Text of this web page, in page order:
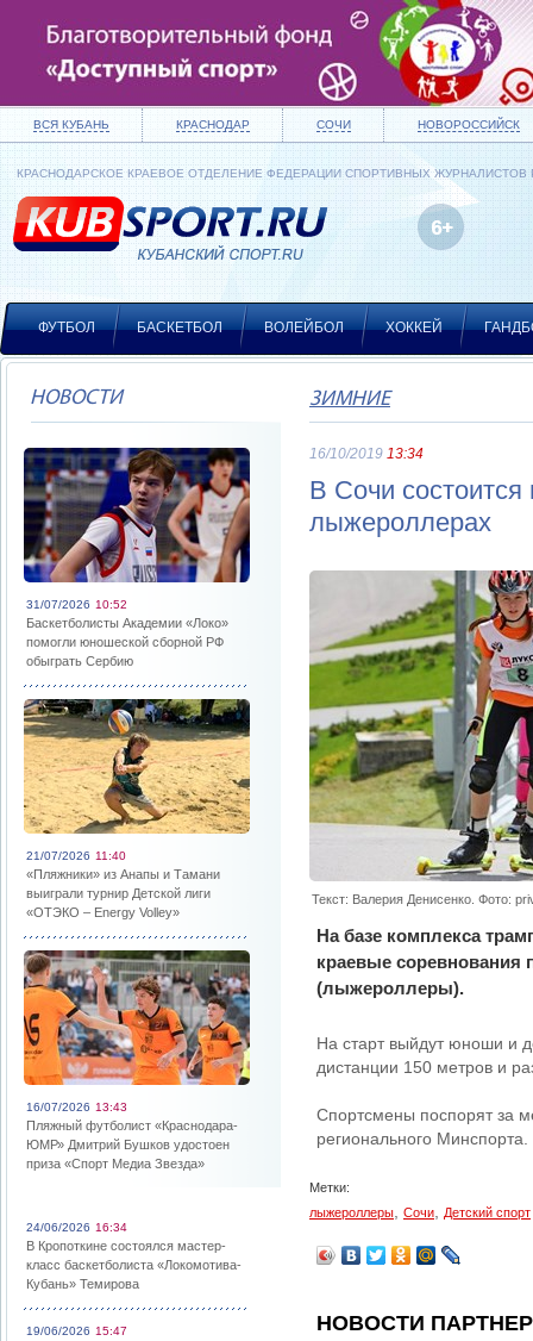
ВСЯ КУБАНЬ КРАСНОДАР СОЧИ НОВОРОССИЙСК
КРАСНОДАРСКОЕ КРАЕВОЕ ОТДЕЛЕНИЕ ФЕДЕРАЦИИ СПОРТИВНЫХ ЖУРНАЛИСТОВ
ФУТБОЛ БАСКЕТБОЛ ВОЛЕЙБОЛ ХОККЕЙ
НОВОСТИ
31/07/2026 10:52
Баскетболисты Академии «Локо»
помогли юношеской сборной РФ
обыграть Сербию
21/07/2026 11:40
«Пляжники» из Анапы и Тамани
выиграли турнир Детской лиги
«ОТЭКО – Energy Volley»
16/07/2026 13:43
Пляжный футболист «Краснодара-
ЮМР» Дмитрий Бушков удостоен
приза «Спорт Медиа Звезда»
24/06/2026 16:34
В Кропоткине состоялся мастер-
класс баскетболиста «Локомотива-
Кубань» Темирова
19/06/2026 15:47
ЗИМНИЕ
16/10/2019 13:34
В Сочи состоится
лыжероллерах
Текст: Валерия Денисенко. Фото:
На базе комплекса
краевые
(лыжероллеры).
На старт выйдут юноши и
дистанции 150 метров и
Спортсмены поспорят за
регионального Минспорта.
Метки:
лыжероллеры
Сочи Детский спорт
НОВОСТИ